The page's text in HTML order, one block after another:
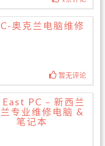
奥克兰电脑维修
暂无评论
PC – 新西兰
专业维修电脑 &
笔记本